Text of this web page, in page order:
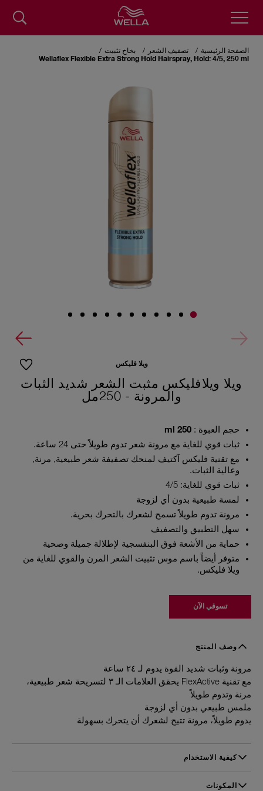
main
الصفحة الرئيسية تصفيف الشعر
بخاخ تثبيت
Wellaflex Flexible Extra Strong Hold Hairspray, Hold: 4/5, 250 ml
ويلا فليكس
ويلا ويلافليكس مثبت الشعر شديد الثبات
والمرونة - 250مل
حجم العبوة : 250 ml
ثبات قوي للغاية مع مرونة شعر تدوم طويلاً حتى 24 ساعة.
مع تقنية فليكس آكتيف لمنحك تصفيفة شعر طبيعية, مرنة,
وعالية الثبات.
ثبات قوي للغاية: 4/5
لمسة طبيعية بدون أي لزوجة
مرونة تدوم طويلاً تسمح لشعرك بالتحرك بحرية.
سهل التطبيق والتصفيف
حماية من الأشعة فوق البنفسجية لإطلالة جميلة وصحية
متوفر أيضاً باسم موس تثبيت الشعر المرن والقوي للغاية من
ويلا فليكس.
تسوقي الآن
وصف المنتج
مرونة وثبات شديد القوة يدوم لـ ٢٤ ساعة
مع تقنية FlexActive يحقق العلامات الـ ٣ لتسريحة شعر طبيعية،
مرنة وتدوم طويلاً
ملمس طبيعي بدون أي لزوجة
يدوم طويلاً، مرونة تتيح لشعرك أن يتحرك بسهولة
كيفية الاستخدام
خصلات فردية. قومي برشه على الرأس أولاً أو على مقدمة الشعر
المكونات